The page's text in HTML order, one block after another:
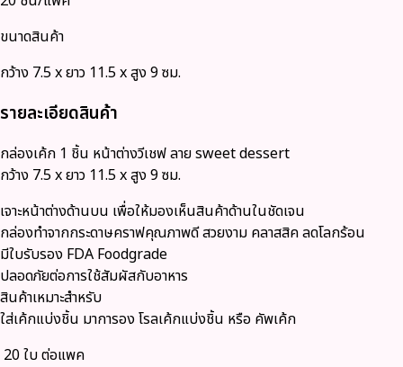
ขนาดสินค้า
กว้าง 7.5 x ยาว 11.5 x สูง 9 ซม.
รายละเอียดสินค้า
กล่องเค้ก 1 ชิ้น หน้าต่างวีเชฟ ลาย sweet dessert
กว้าง 7.5 x ยาว 11.5 x สูง 9 ซม.
เจาะหน้าต่างด้านบน เพื่อให้มองเห็นสินค้าด้านในชัดเจน
กล่องทำจากกระดาษคราฟคุณภาพดี สวยงาม คลาสสิค ลดโลกร้อน
มีใบรับรอง FDA Foodgrade
ปลอดภัยต่อการใช้สัมผัสกับอาหาร
สินค้าเหมาะสำหรับ
ใส่เค้กแบ่งชิ้น มาการอง โรลเค้กแบ่งชิ้น หรือ คัพเค้ก
20 ใบ ต่อแพค